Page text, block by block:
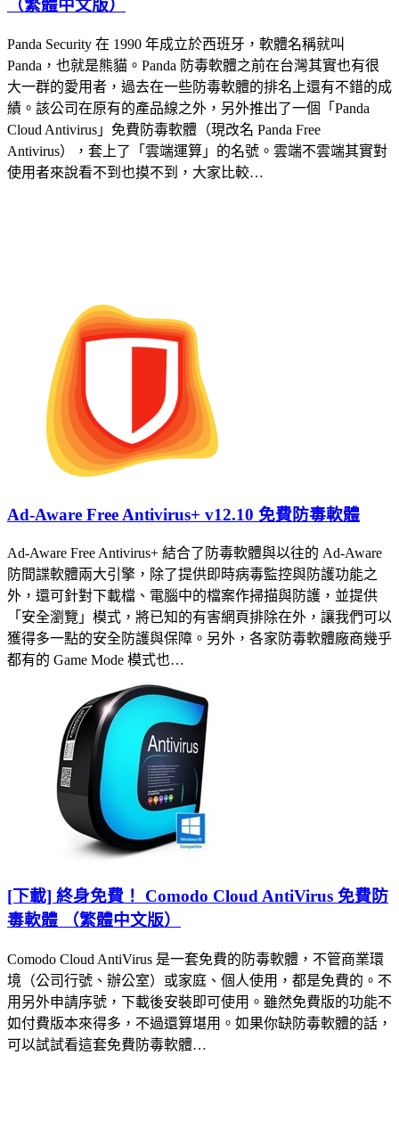
（繁體中文版）
Panda Security 在 1990 年成立於西班牙，軟體名稱就叫
Panda，也就是熊貓。Panda 防毒軟體之前在台灣其實也有很
大一群的愛用者，過去在一些防毒軟體的排名上還有不錯的成
績。該公司在原有的產品線之外，另外推出了一個「Panda
Cloud Antivirus」免費防毒軟體（現改名 Panda Free
Antivirus），套上了「雲端運算」的名號。雲端不雲端其實對
使用者來說看不到也摸不到，大家比較…
Ad-Aware Free Antivirus+ v12.10 免費防毒軟體
Ad-Aware Free Antivirus+ 結合了防毒軟體與以往的 Ad-Aware
防間諜軟體兩大引擎，除了提供即時病毒監控與防護功能之
外，還可針對下載檔、電腦中的檔案作掃描與防護，並提供
「安全瀏覽」模式，將已知的有害網頁排除在外，讓我們可以
獲得多一點的安全防護與保障。另外，各家防毒軟體廠商幾乎
都有的 Game Mode 模式也…
[下載] 終身免費！ Comodo Cloud AntiVirus 免費防
毒軟體 （繁體中文版）
Comodo Cloud AntiVirus 是一套免費的防毒軟體，不管商業環
境（公司行號、辦公室）或家庭、個人使用，都是免費的。不
用另外申請序號，下載後安裝即可使用。雖然免費版的功能不
如付費版本來得多，不過還算堪用。如果你缺防毒軟體的話，
可以試試看這套免費防毒軟體…